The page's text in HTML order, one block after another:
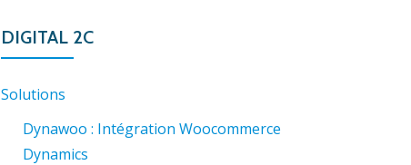
DIGITAL 2C
Solutions
Dynawoo : Intégration Woocommerce
Dynamics